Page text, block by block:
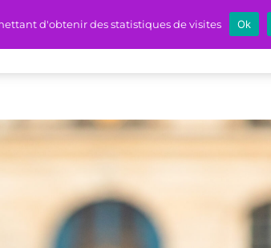
Contact
d'obtenir des statistiques de visites Ok